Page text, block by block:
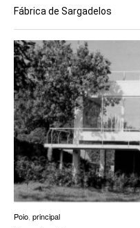
Fábrica de Sargadelos
Poio, principal